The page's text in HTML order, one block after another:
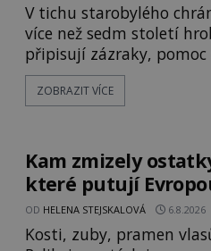
V tichu starobylého
více než sedm století
připisují zázraky,
námořníků v bouřích.
klidné místo se mění v
moře do Bari. Je to
nebezpečím, nebo
ZOBRAZIT VÍCE
Kam zmizely
které putují
úžas
OD HELENA STEJSKALOVÁ 6.8.2026
Kosti, zuby, pramen